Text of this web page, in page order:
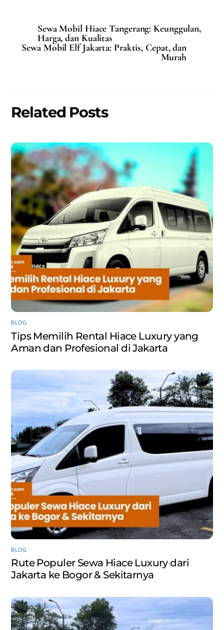
Sewa Mobil Hiace Tangerang: Keunggulan,
Harga, dan Kualitas
Sewa Mobil Elf Jakarta: Praktis, Cepat, dan
Murah
Related Posts
BLOG
Tips Memilih Rental Hiace Luxury yang
Aman dan Profesional di Jakarta
BLOG
Rute Populer Sewa Hiace Luxury dari
Jakarta ke Bogor & Sekitarnya